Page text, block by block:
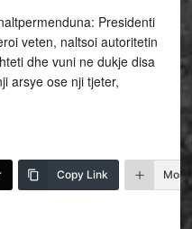
Presidenti
veten, naltsoi autoritetin
dhe vuni ne dukje disa
arsye ose nji tjeter,
Copy Link More